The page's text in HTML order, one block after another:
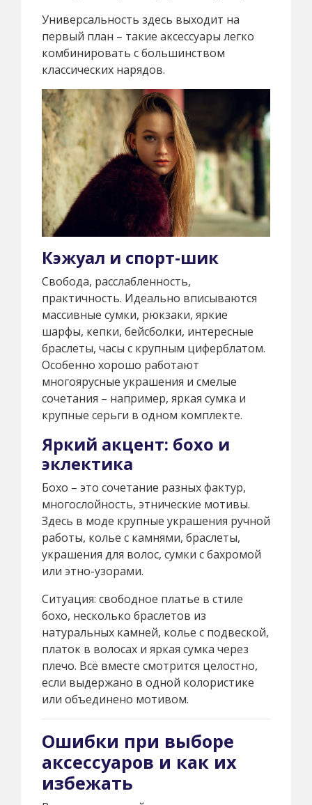
Универсальность здесь выходит на
первый план – такие аксессуары легко
комбинировать с большинством
классических нарядов.
Кэжуал и спорт-шик
Свобода, расслабленность,
практичность. Идеально вписываются
массивные сумки, рюкзаки, яркие
шарфы, кепки, бейсболки, интересные
браслеты, часы с крупным циферблатом.
Особенно хорошо работают
многоярусные украшения и смелые
сочетания – например, яркая сумка и
крупные серьги в одном комплекте.
Яркий акцент: бохо и
эклектика
Бохо – это сочетание разных фактур,
многослойность, этнические мотивы.
Здесь в моде крупные украшения ручной
работы, колье с камнями, браслеты,
украшения для волос, сумки с бахромой
или этно-узорами.
Ситуация: свободное платье в стиле
бохо, несколько браслетов из
натуральных камней, колье с подвеской,
платок в волосах и яркая сумка через
плечо. Всё вместе смотрится целостно,
если выдержано в одной колористике
или объединено мотивом.
Ошибки при выборе
аксессуаров и как их
избежать